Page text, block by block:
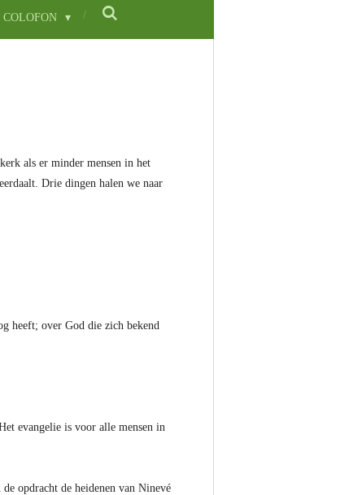
COLOFON
als er minder mensen in het
Drie dingen halen we naar
heeft; over God die zich bekend
evangelie is voor alle mensen in
opdracht de heidenen van Ninevé